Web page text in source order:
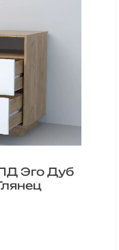
Эго Дуб